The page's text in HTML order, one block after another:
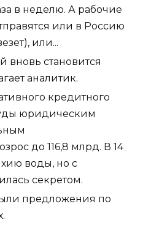
в неделю. А рабочие
или в Россию
или...
вновь становится
аналитик.
кредитного
юридическим
до 116,8 млрд. В 14
воды, но с
секретом.
предложения по